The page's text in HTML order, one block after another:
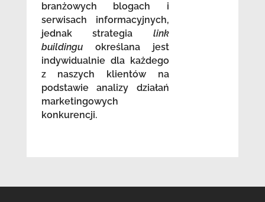
branżowych blogach i
serwisach informacyjnych,
jednak strategia link
buildingu określana jest
indywidualnie dla każdego
z naszych klientów na
podstawie analizy działań
marketingowych
konkurencji.